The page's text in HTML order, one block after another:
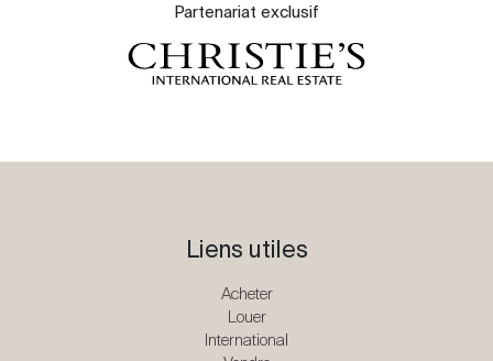
Partenariat exclusif
Liens utiles
Acheter
Louer
International